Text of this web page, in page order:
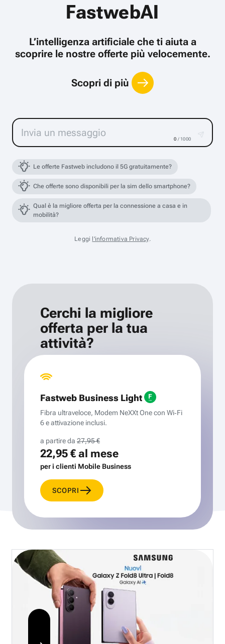
FastwebAI
L’intelligenza artificiale che ti aiuta a
scoprire le nostre offerte più velocemente.
Scopri di più
0 / 1000
Le offerte Fastweb includono il 5G gratuitamente?
Che offerte sono disponibili per la sim dello smartphone?
Qual è la migliore offerta per la connessione a casa e in
mobilità?
Leggi l'informativa Privacy.
Cerchi la migliore
offerta per la tua
attività?
Fastweb Business Light
Fibra ultraveloce, Modem NeXXt One con Wi‑Fi
6 e attivazione inclusi.
a partire da 27,95 €
22,95 €al mese
per i clienti Mobile Business
SCOPRI